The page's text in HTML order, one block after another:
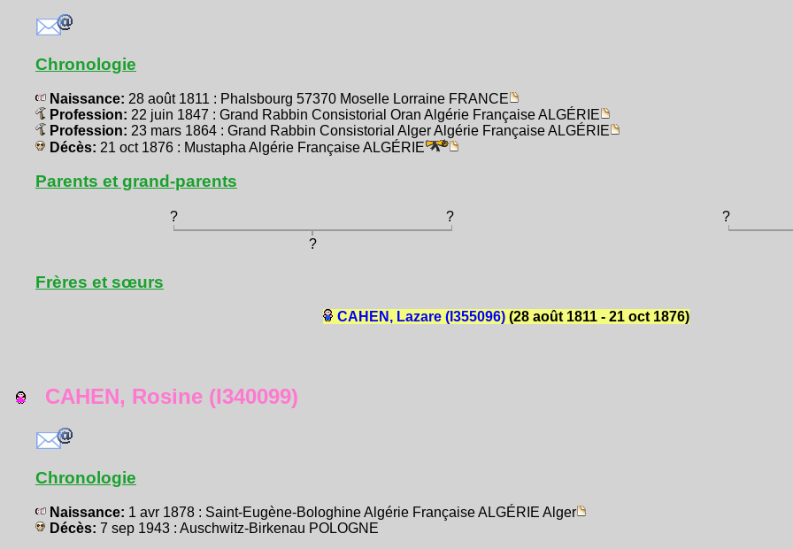
Chronologie
Naissance: 28 août 1811 : Phalsbourg 57370 Moselle Lorraine FRANCE
Profession: 22 juin 1847 : Grand Rabbin Consistorial Oran Algérie Française ALGÉRIE
Profession: 23 mars 1864 : Grand Rabbin Consistorial Alger Algérie Française ALGÉRIE
Décès: 21 oct 1876 : Mustapha Algérie Française ALGÉRIE
Parents et grand-parents
? ?
?
?
Frères et sœurs
CAHEN, Lazare (I355096) (28 août 1811 - 21 oct 1876)
CAHEN, Rosine (I340099)
Chronologie
Naissance: 1 avr 1878 : Saint-Eugène-Bologhine Algérie Française ALGÉRIE Alger
Décès: 7 sep 1943 : Auschwitz-Birkenau POLOGNE